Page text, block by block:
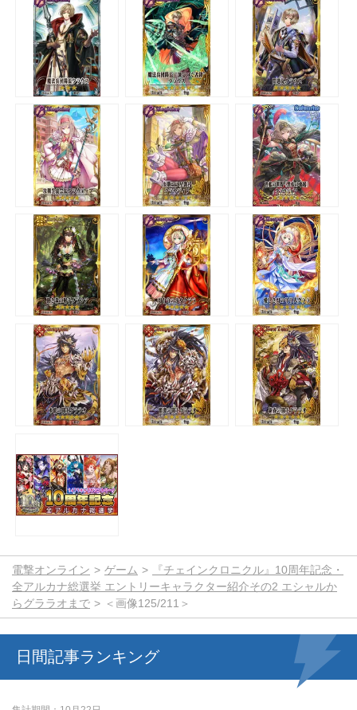
電撃オンライン ゲーム
『チェインクロニクル』10周年記念・
全アルカナ総選挙 エントリーキャラクター紹介その2 エシャルか
らグララオまで
＜画像125/211＞
日間記事ランキング